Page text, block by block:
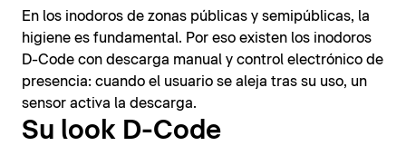
En los inodoros de zonas públicas y semipúblicas, la
higiene es fundamental. Por eso existen los inodoros
D-Code con descarga manual y control electrónico de
presencia: cuando el usuario se aleja tras su uso, un
sensor activa la descarga.
Su look D-Code